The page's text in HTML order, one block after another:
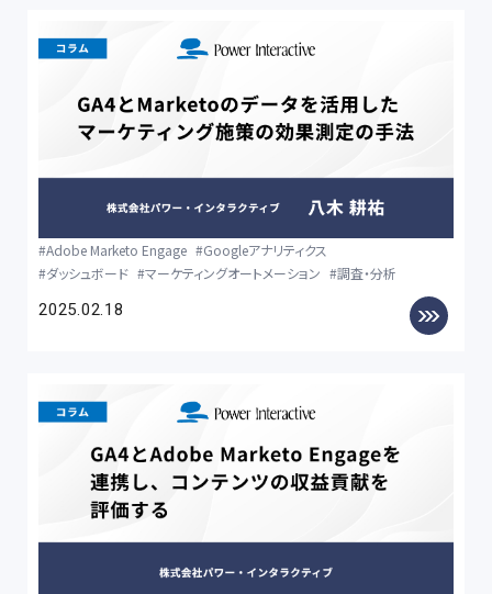
Adobe Marketo Engage
Googleアナリティクス
ダッシュボード
マーケティングオートメーション 調査・分析
2025.02.18